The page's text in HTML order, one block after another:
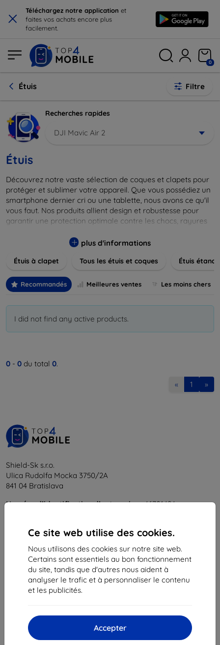
× Téléchargez notre application et
faites vos achats encore plus
facilement.
Ce site web utilise des cookies.
Nous utilisons des cookies sur notre site web.
Certains sont essentiels au bon fonctionnement
du site, tandis que d'autres nous aident à
analyser le trafic et à personnaliser le contenu
et les publicités.
Accepter
0
Étuis Filtre
Recherches rapides
DJI Mavic Air 2
Étuis
Découvrez notre vaste sélection de coques et clapets pour
protéger et sublimer votre appareil. Que vous possédiez un
smartphone dernier cri ou une tablette, nous avons ce qu'il
vous faut. Nos produits allient design et robustesse pour
garantir une protection optimale contre les chocs, rayures
allant des modèles élégants et minimalistes aux designs
matériaux de haute qualité, y compris le cuir, le silicone, et
parfait pour exprimer votre style tout en assurant la
durabilité de votre appareil.
plus d'informations
Étuis à clapet Tous les étuis et coques Étuis
Recommandés Meilleures ventes Les moins chers
I did not find any active products.
0 - 0 du total 0.
« 1 »
Shield-Sk s.r.o.
Ulica Rudolfa Mocka 3750/2A
841 04 Bratislava
Numéro d’identification d’entreprise :46701494
Contacts
info@top4mobile.eu
Contactez-nous
En ligne8h00 – 16h00
Samedi et dimanche :